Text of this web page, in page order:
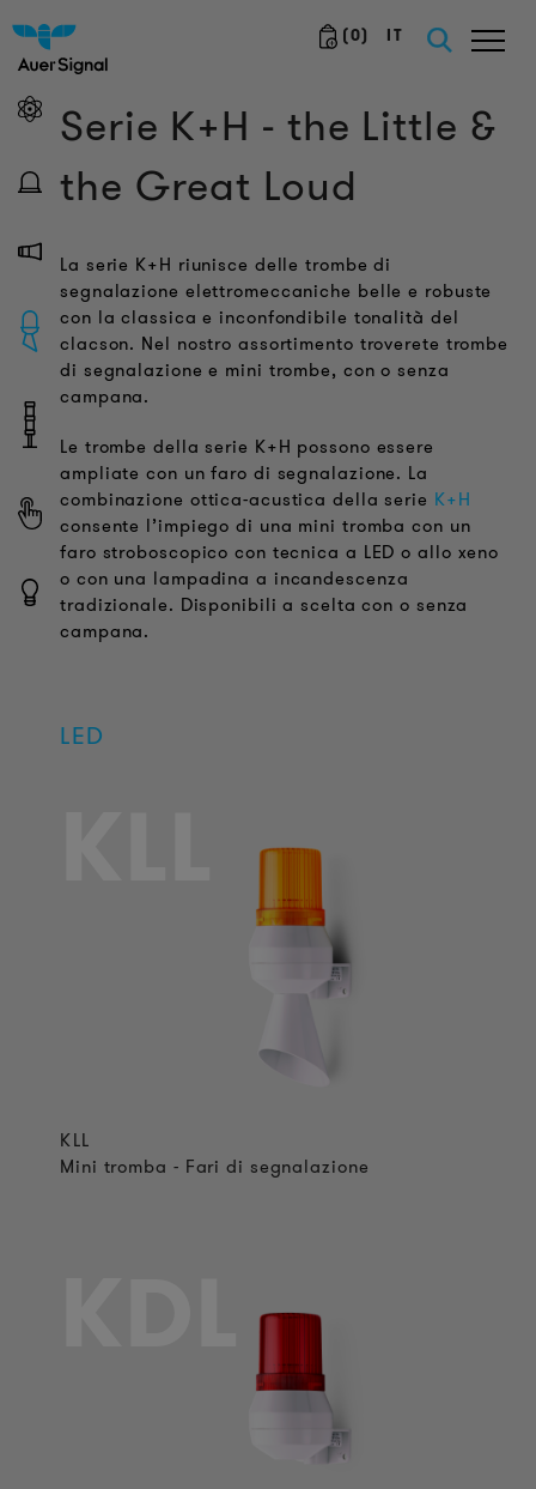
(0) IT
Serie K+H - the Little &
the Great Loud
La serie K+H riunisce delle trombe di
segnalazione elettromeccaniche belle e robuste
con la classica e inconfondibile tonalità del
clacson. Nel nostro assortimento troverete trombe
di segnalazione e mini trombe, con o senza
campana.
Le trombe della serie K+H possono essere
ampliate con un faro di segnalazione. La
combinazione ottica-acustica della serie K+H
consente l’impiego di una mini tromba con un
faro stroboscopico con tecnica a LED o allo xeno
o con una lampadina a incandescenza
tradizionale. Disponibili a scelta con o senza
campana.
LED
KLL
Mini tromba - Fari di segnalazione